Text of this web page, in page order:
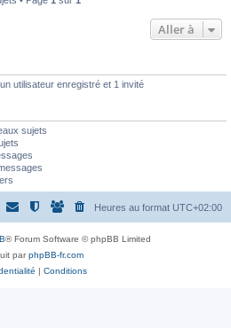
Aller à
utilisateur enregistré et 1 invité
sujets
Heures au format UTC+02:00
® Forum Software © phpBB Limited
parphpBB-fr.com
| Conditions